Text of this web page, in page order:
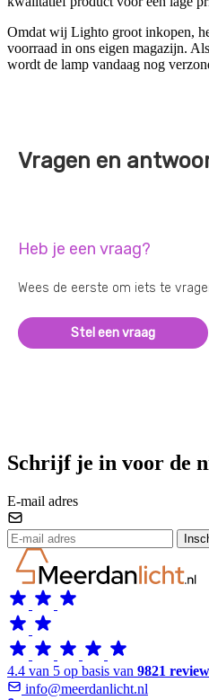
Omdat wij Lighto groot inkopen,
voorraad in ons eigen magazijn.
wordt de lamp vandaag nog
Vragen en
Heb je een vraag?
Wees de eerste om iets te
Stel een vraag
Schrijf je in voor de
E-mail adres
4.4 van 5 op basis van 9821
info@meerdanlicht.nl